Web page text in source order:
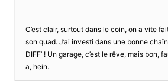
C’est clair, surtout dans le coin, on a vite
son quad. J’ai investi dans une bonne
DIFF’ ! Un garage, c’est le rêve, mais bon,
a, hein.